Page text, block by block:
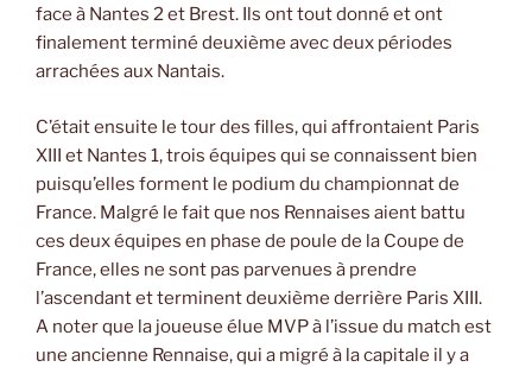
face à Nantes 2 et Brest. Ils ont tout donné et ont
finalement terminé deuxième avec deux périodes
arrachées aux Nantais.
C’était ensuite le tour des filles, qui affrontaient Paris
XIII et Nantes 1, trois équipes qui se connaissent bien
puisqu’elles forment le podium du championnat de
France. Malgré le fait que nos Rennaises aient battu
ces deux équipes en phase de poule de la Coupe de
France, elles ne sont pas parvenues à prendre
l’ascendant et terminent deuxième derrière Paris XIII.
A noter que la joueuse élue MVP à l’issue du match est
une ancienne Rennaise, qui a migré à la capitale il y a